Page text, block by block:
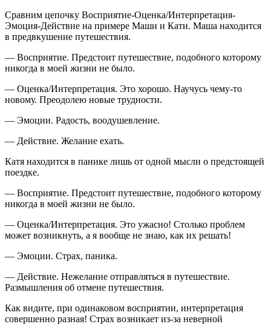
Сравним цепочку Восприятие-Оценка/Интерпретация-
Эмоция-Действие на примере Маши и Кати. Маша находится
в предвкушение путешествия.
— Восприятие. Предстоит путешествие, подобного которому
никогда в моей жизни не было.
— Оценка/Интерпретация. Это хорошо. Научусь чему-то
новому. Преодолею новые трудности.
— Эмоции. Радость, воодушевление.
— Действие. Желание ехать.
Катя находится в панике лишь от одной мысли о предстоящей
поездке.
— Восприятие. Предстоит путешествие, подобного которому
никогда в моей жизни не было.
— Оценка/Интерпретация. Это ужасно! Столько проблем
может возникнуть, а я вообще не знаю, как их решать!
— Эмоции. Страх, паника.
— Действие. Нежелание отправляться в путешествие.
Размышления об отмене путешествия.
Как видите, при одинаковом восприятии, интерпретация
совершенно разная! Страх возникает из-за неверной